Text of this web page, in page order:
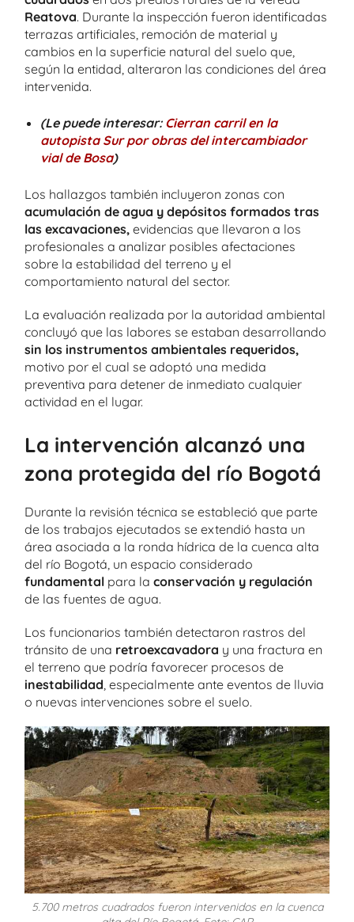
Reatova. Durante la inspección fueron identificadas
terrazas artificiales, remoción de material y
cambios en la superficie natural del suelo que,
según la entidad, alteraron las condiciones del área
intervenida.
(Le puede interesar: Cierran carril en la
autopista Sur por obras del intercambiador
vial de Bosa)
Los hallazgos también incluyeron zonas con
acumulación de agua y depósitos formados tras
las excavaciones, evidencias que llevaron a los
profesionales a analizar posibles afectaciones
sobre la estabilidad del terreno y el
comportamiento natural del sector.
La evaluación realizada por la autoridad ambiental
concluyó que las labores se estaban desarrollando
sin los instrumentos ambientales requeridos,
motivo por el cual se adoptó una medida
preventiva para detener de inmediato cualquier
actividad en el lugar.
La intervención alcanzó una
zona protegida del río Bogotá
Durante la revisión técnica se estableció que parte
de los trabajos ejecutados se extendió hasta un
área asociada a la ronda hídrica de la cuenca alta
del río Bogotá, un espacio considerado
fundamental para la conservación y regulación
de las fuentes de agua.
Los funcionarios también detectaron rastros del
tránsito de una retroexcavadora y una fractura en
el terreno que podría favorecer procesos de
inestabilidad, especialmente ante eventos de lluvia
o nuevas intervenciones sobre el suelo.
5.700 metros cuadrados fueron intervenidos en la cuenca